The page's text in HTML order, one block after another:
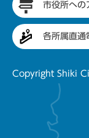
市役所への
各所属直通
Copyright Shiki